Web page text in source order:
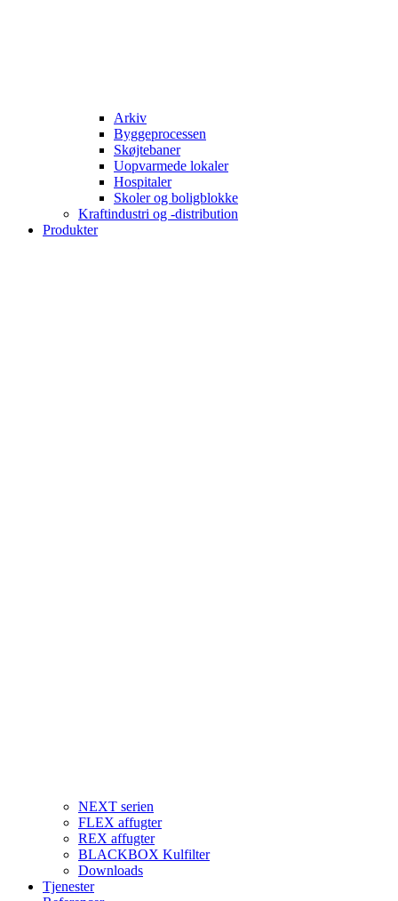
Arkiv
Byggeprocessen
Skøjtebaner
Uopvarmede lokaler
Hospitaler
Skoler og boligblokke
Kraftindustri og -distribution
Produkter
NEXT serien
FLEX affugter
REX affugter
BLACKBOX Kulfilter
Downloads
Tjenester